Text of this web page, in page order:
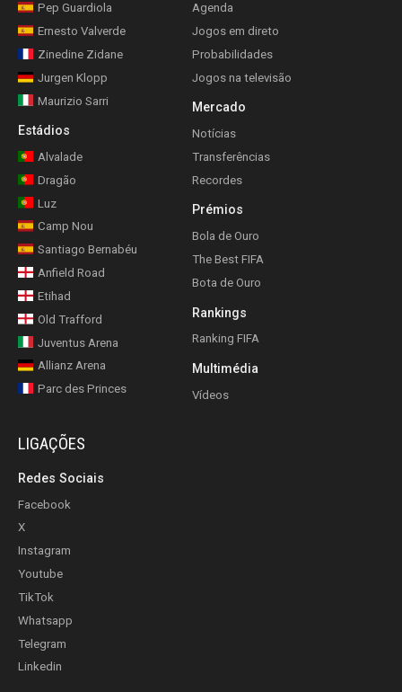
Pep Guardiola
Ernesto Valverde
Zinedine Zidane
Jurgen Klopp
Maurizio Sarri
Estádios
Alvalade
Dragão
Luz
Camp Nou
Santiago Bernabéu
Anfield Road
Etihad
Old Trafford
Juventus Arena
Allianz Arena
Parc des Princes
Agenda
Jogos em direto
Probabilidades
Jogos na televisão
Mercado
Notícias
Transferências
Recordes
Prémios
Bola de Ouro
The Best FIFA
Bota de Ouro
Rankings
Ranking FIFA
Multimédia
Vídeos
LIGAÇÕES
Redes Sociais
Facebook
X
Instagram
Youtube
TikTok
Whatsapp
Telegram
Linkedin